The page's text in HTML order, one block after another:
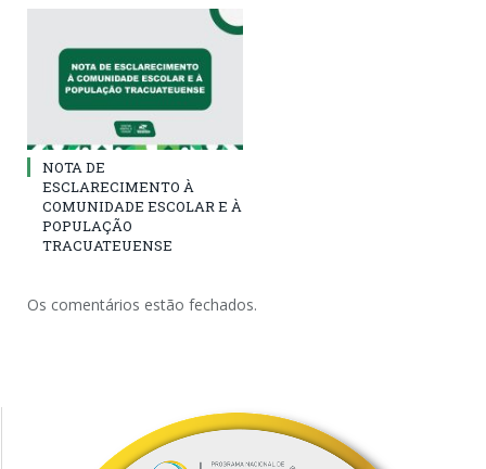
NOTA DE
ESCLARECIMENTO À
COMUNIDADE ESCOLAR E À
POPULAÇÃO
TRACUATEUENSE
Os comentários estão fechados.